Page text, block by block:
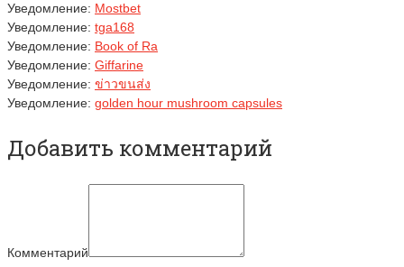
Уведомление: Mostbet
Уведомление: tga168
Уведомление: Book of Ra
Уведомление: Giffarine
Уведомление: ข่าวขนส่ง
Уведомление: golden hour mushroom capsules
Добавить комментарий
Комментарий